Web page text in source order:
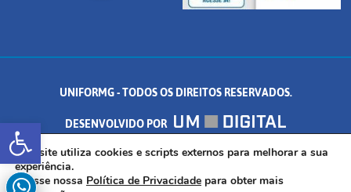
Abrir a barra de ferramentas
UNIFORMG - TODOS OS DIREITOS RESERVADOS.
DESENVOLVIDO POR
AV. DR. ARNALDO DE SENNA, 328 - PALMEIRAS, FORMIGA/MG - CEP:
35.574.530
Este site utiliza cookies e scripts externos para melhorar a sua
experiência.
Acesse nossa Política de Privacidade para obter mais